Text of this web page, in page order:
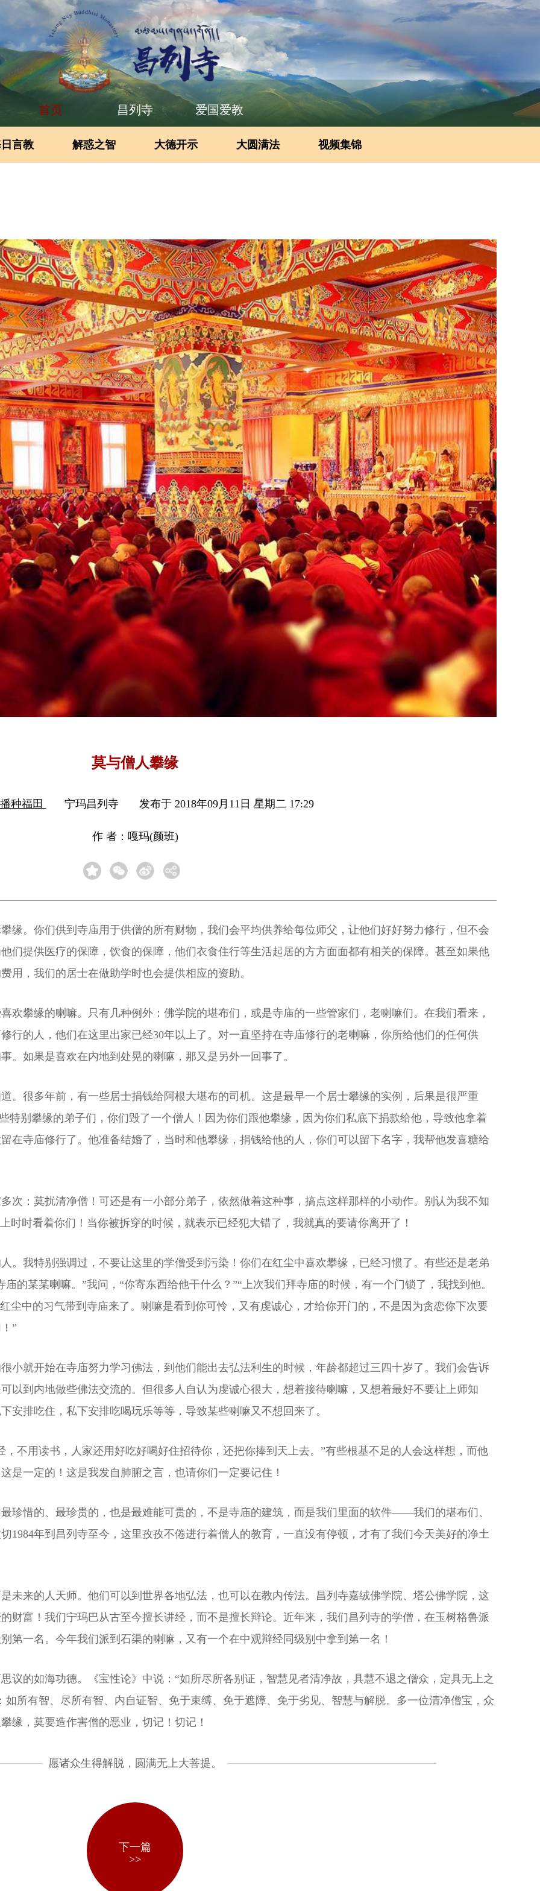
首页 昌列寺 爱国爱教
言教 解惑之智 大德开示 大圆满法 视频集锦
莫与僧人攀缘
种福田 宁玛昌列寺 发布于 2018年09月11日 星期二 17:29
作 者：嘎玛(颜班)
缘。你们供到寺庙用于供僧的所有财物，我们会平均供养给每位师父，让他们好好努力修行，但不会
们提供医疗的保障，饮食的保障，他们衣食住行等生活起居的方方面面都有相关的保障。甚至如果他
用，我们的居士在做助学时也会提供相应的资助。
欢攀缘的喇嘛。只有几种例外：佛学院的堪布们，或是寺庙的一些管家们，老喇嘛们。在我们看来，
行的人，他们在这里出家已经30年以上了。对一直坚持在寺庙修行的老喇嘛，你所给他们的任何供
。如果是喜欢在内地到处晃的喇嘛，那又是另外一回事了。
。很多年前，有一些居士捐钱给阿根大堪布的司机。这是最早一个居士攀缘的实例，后果是很严重
特别攀缘的弟子们，你们毁了一个僧人！因为你们跟他攀缘，因为你们私底下捐款给他，导致他拿着
在寺庙修行了。他准备结婚了，当时和他攀缘，捐钱给他的人，你们可以留下名字，我帮他发喜糖给
次：莫扰清净僧！可还是有一小部分弟子，依然做着这种事，搞点这样那样的小动作。别认为我不知
时时看着你们！当你被拆穿的时候，就表示已经犯大错了，我就真的要请你离开了！
。我特别强调过，不要让这里的学僧受到污染！你们在红尘中喜欢攀缘，已经习惯了。有些还是老弟
的某某喇嘛。”我问，“你寄东西给他干什么？”“上次我们拜寺庙的时候，有一个门锁了，我找到他。
尘中的习气带到寺庙来了。喇嘛是看到你可怜，又有虔诚心，才给你开门的，不是因为贪恋你下次要
”
小就开始在寺庙努力学习佛法，到他们能出去弘法利生的时候，年龄都超过三四十岁了。我们会告诉
以到内地做些佛法交流的。但很多人自认为虔诚心很大，想着接待喇嘛，又想着最好不要让上师知
安排吃住，私下安排吃喝玩乐等等，导致某些喇嘛又不想回来了。
不用读书，人家还用好吃好喝好住招待你，还把你捧到天上去。”有些根基不足的人会这样想，而他
是一定的！这是我发自肺腑之言，也请你们一定要记住！
珍惜的、最珍贵的，也是最难能可贵的，不是寺庙的建筑，而是我们里面的软件——我们的堪布们、
年到昌列寺至今，这里孜孜不倦进行着僧人的教育，一直没有停顿，才有了我们今天美好的净土
未来的人天师。他们可以到世界各地弘法，也可以在教内传法。昌列寺嘉绒佛学院、塔公佛学院，这
财富！我们宁玛巴从古至今擅长讲经，而不是擅长辩论。近年来，我们昌列寺的学僧，在玉树格鲁派
第一名。今年我们派到石渠的喇嘛，又有一个在中观辩经同级别中拿到第一名！
议的如海功德。《宝性论》中说：“如所尽所各别证，智慧见者清净故，具慧不退之僧众，定具无上之
所有智、尽所有智、内自证智、免于束缚、免于遮障、免于劣见、智慧与解脱。多一位清净僧宝，众
缘，莫要造作害僧的恶业，切记！切记！
愿诸众生得解脱，圆满无上大菩提。
下一篇
>>